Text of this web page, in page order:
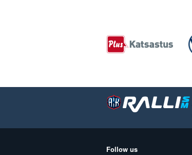
Follow us